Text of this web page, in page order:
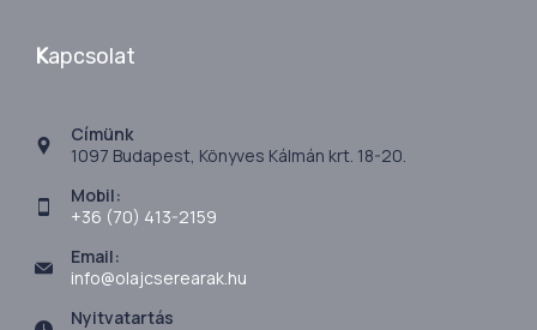
Kapcsolat
Címünk
1097 Budapest, Könyves Kálmán krt. 18-20.
Mobil:
+36 (70) 413-2159
Email:
info@olajcserearak.hu
Nyitvatartás